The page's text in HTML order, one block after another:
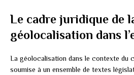
Le cadre juridique de
géolocalisation dans
La géolocalisation dans le contexte du
soumise à un ensemble de textes